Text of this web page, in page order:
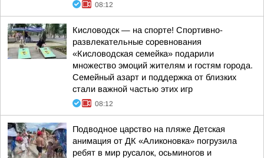
08:12
Кисловодск — на спорте! Спортивно-
развлекательные соревнования
«Кисловодская семейка» подарили
множество эмоций жителям и гостям города.
Семейный азарт и поддержка от близких
стали важной частью этих игр
08:12
Подводное царство на пляже Детская
анимация от ДК «Аликоновка» погрузила
ребят в мир русалок, осьминогов и